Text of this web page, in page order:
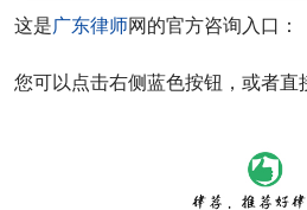
这是广东律师网的官方咨询入口：
您可以点击右侧蓝色按钮，或者直